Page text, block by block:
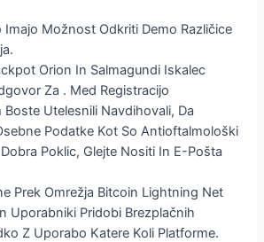
Imajo Možnost Odkriti Demo Različice
Orion In Salmagundi Iskalec
Za . Med Registracijo
Boste Utelesnili Navdihovali, Da
Podatke Kot So Antioftalmološki
Poklic, Glejte Nositi In E-Pošta
Prek Omrežja Bitcoin Lightning Net
Uporabniki Pridobi Brezplačnih
Z Uporabo Katere Koli Platforme.